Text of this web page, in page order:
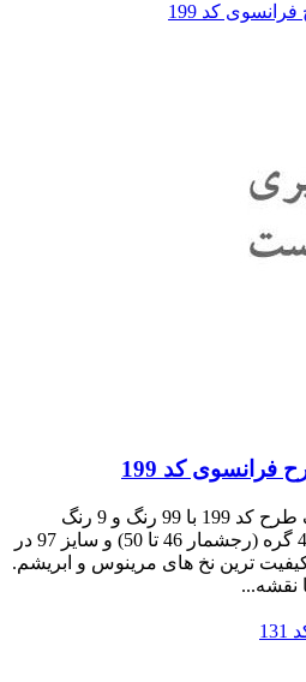
کد 199
نخ و نقشه تابلوفرش دستباف طرح کد 199 با 99 رنگ و 9 رنگ
ابریشم به ابعاد 640 رج در 460 گره (رجشمار 46 تا 50) و سایز 97 در
کیفیت ترین نخ های مرینوس و ابریشم.
نقشه...